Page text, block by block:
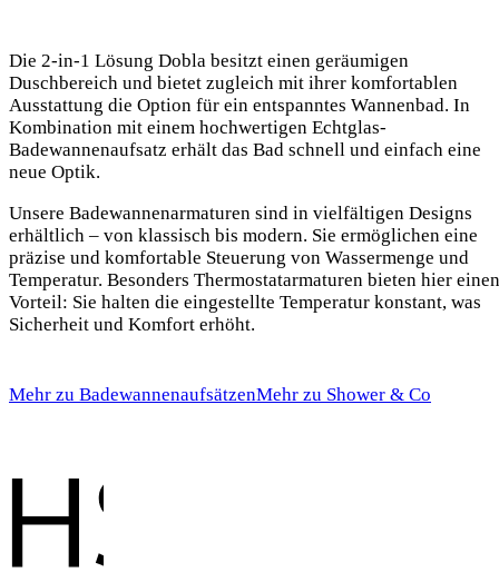
Die 2-in-1 Lösung Dobla besitzt einen geräumigen
Duschbereich und bietet zugleich mit ihrer komfortablen
Ausstattung die Option für ein entspanntes Wannenbad. In
Kombination mit einem hochwertigen Echtglas-
Badewannenaufsatz erhält das Bad schnell und einfach eine
neue Optik.
Unsere Badewannenarmaturen sind in vielfältigen Designs
erhältlich – von klassisch bis modern. Sie ermöglichen eine
präzise und komfortable Steuerung von Wassermenge und
Temperatur. Besonders Thermostatarmaturen bieten hier einen
Vorteil: Sie halten die eingestellte Temperatur konstant, was
Sicherheit und Komfort erhöht.
Mehr zu BadewannenaufsätzenMehr zu Shower & Co